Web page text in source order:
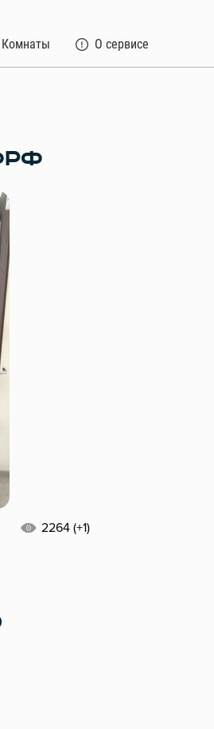
Комнаты О сервисе
2264 (+1)